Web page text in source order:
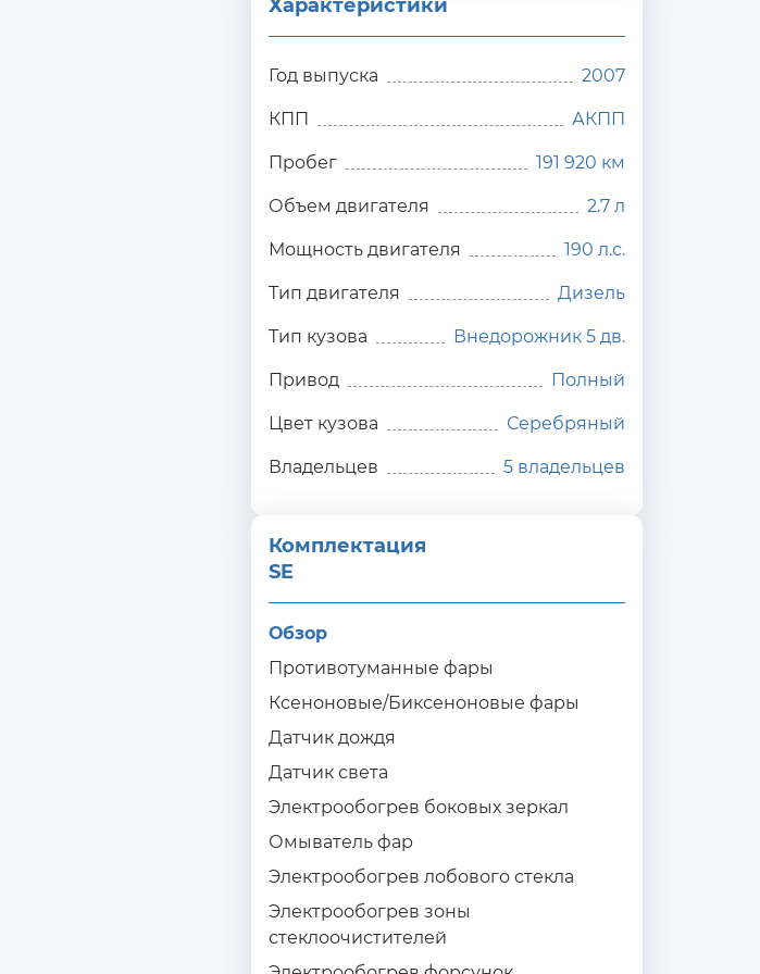
Характеристики
Год выпуска 2007
КПП АКПП
Пробег 191 920 км
Объем двигателя 2.7 л
Мощность двигателя 190 л.с.
Тип двигателя Дизель
Тип кузова Внедорожник 5 дв.
Привод Полный
Цвет кузова Серебряный
Владельцев 5 владельцев
Комплектация
SE
Обзор
Противотуманные фары
Ксеноновые/Биксеноновые фары
Датчик дождя
Датчик света
Электрообогрев боковых зеркал
Омыватель фар
Электрообогрев лобового стекла
Электрообогрев зоны
стеклоочистителей